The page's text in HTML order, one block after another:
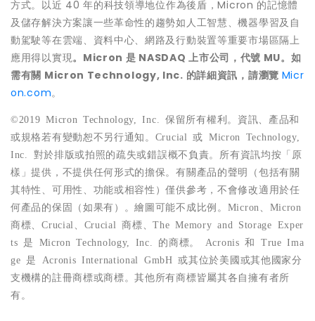
方式。以近 40 年的科技領導地位作為後盾，Micron 的記憶體
及儲存解決方案讓一些革命性的趨勢如人工智慧、機器學習及自
動駕駛等在雲端、資料中心、網路及行動裝置等重要市場區隔上
應用得以實現。Micron 是 NASDAQ 上市公司，代號 MU。如
需有關 Micron Technology, Inc. 的詳細資訊，請瀏覽 Micr
on.com。
©2019 Micron Technology, Inc. 保留所有權利。資訊、產品和
或規格若有變動恕不另行通知。Crucial 或 Micron Technology,
Inc. 對於排版或拍照的疏失或錯誤概不負責。所有資訊均按「原
樣」提供，不提供任何形式的擔保。有關產品的聲明（包括有關
其特性、可用性、功能或相容性）僅供參考，不會修改適用於任
何產品的保固（如果有）。繪圖可能不成比例。Micron、Micron
商標、Crucial、Crucial 商標、The Memory and Storage Exper
ts 是 Micron Technology, Inc. 的商標。 Acronis 和 True Ima
ge 是 Acronis International GmbH 或其位於美國或其他國家分
支機構的註冊商標或商標。其他所有商標皆屬其各自擁有者所
有。